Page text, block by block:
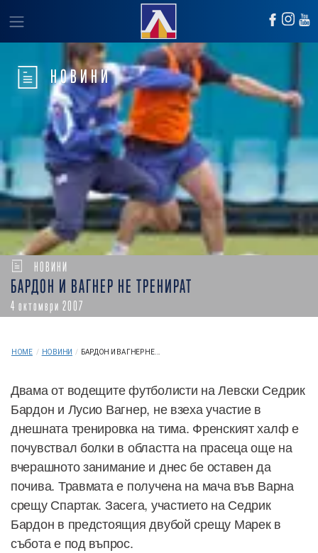
НОВИНИ
НОВИНИ
БАРДОН И ВАГНЕР НЕ ТРЕНИРАТ
4 октомври 2007
HOME / НОВИНИ / БАРДОН И ВАГНЕР НЕ...
Двама от водещите футболисти на Левски Седрик
Бардон и Лусио Вагнер, не взеха участие в
днешната тренировка на тима. Френският халф е
почувствал болки в областта на прасеца още на
вчерашното занимание и днес бе оставен да
почива. Травмата е получена на мача във Варна
срещу Спартак. Засега, участието на Седрик
Бардон в предстоящия двубой срещу Марек в
събота е под въпрос.